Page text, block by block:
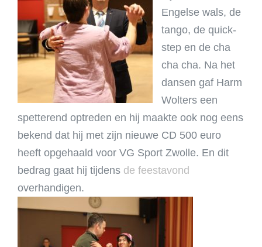
Engelse wals, de
tango, de quick-
step en de cha
cha cha. Na het
dansen gaf Harm
Wolters een
spetterend optreden en hij maakte ook nog eens
bekend dat hij met zijn nieuwe CD 500 euro
heeft opgehaald voor VG Sport Zwolle. En dit
bedrag gaat hij tijdens de feestavond
overhandigen.